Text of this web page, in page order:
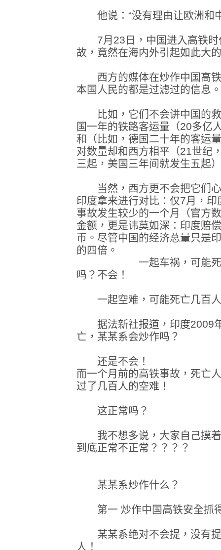
他说：“没有理由让欧洲和
7月23日，中国进入高铁时
故，竟然在海内外引起如此大
西方的媒体在炒作中国高铁
本国人民的都是过滤过的信息。
比如，它们不会讲中国的救
国一年的铁路客运量（20多亿
和（比如，德国二十年的客运
对数量却和西方相平（21世纪
三起，美国三年间就发生五起
当然，西方更不会把它们心
印度拿来进行对比：仅7月，
事故发生较少的一个月（官方
金额，更是讳莫如深：印度赔
币。尽管中国的经济总量只是
的四倍。
一起车祸，可能死亡几
吗？不会！
一起空难，可能死亡几百人
据法新社报道，印度2009
亡，某某系会炒作吗？
还是不会！
而一个月前的高铁事故，死亡
过了几百人的空难！
这正常吗？
我不想多说，大家自己摸着
到底正常不正常？？？？
某某系炒作什么？
第一 炒作中国高铁安全抓
某某系绝对不会提，没有提
人！